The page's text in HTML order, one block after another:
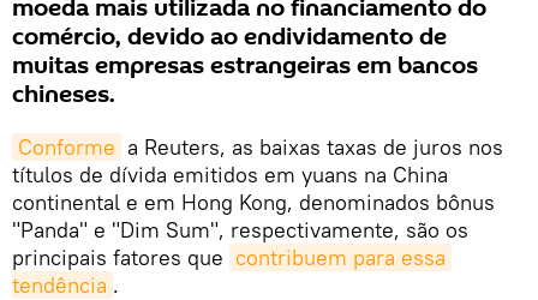
moeda mais utilizada no financiamento do
comércio, devido ao endividamento de
muitas empresas estrangeiras em bancos
chineses.
Conforme a Reuters, as baixas taxas de juros nos
títulos de dívida emitidos em yuans na China
continental e em Hong Kong, denominados bônus
"Panda" e "Dim Sum", respectivamente, são os
principais fatores que contribuem para essa
tendência .